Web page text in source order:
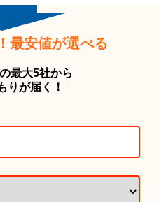
最安値が選べる
最大5社から
りが届く！